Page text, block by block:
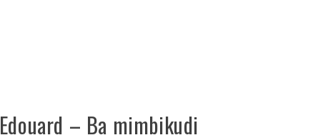
– Ba mimbikudi